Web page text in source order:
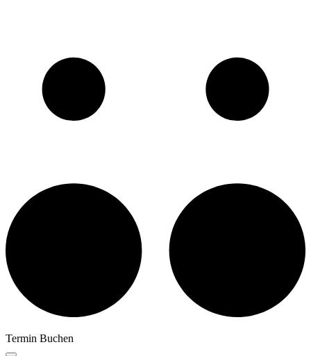
Termin Buchen